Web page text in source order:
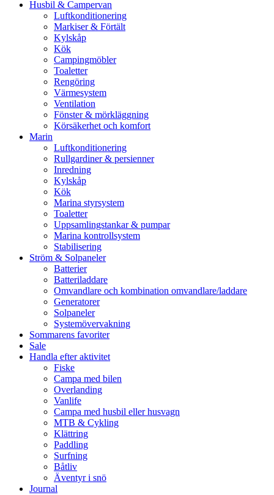
Husbil & Campervan
Luftkonditionering
Markiser & Förtält
Kylskåp
Kök
Campingmöbler
Toaletter
Rengöring
Värmesystem
Ventilation
Fönster & mörkläggning
Körsäkerhet och komfort
Marin
Luftkonditionering
Rullgardiner & persienner
Inredning
Kylskåp
Kök
Marina styrsystem
Toaletter
Uppsamlingstankar & pumpar
Marina kontrollsystem
Stabilisering
Ström & Solpaneler
Batterier
Batteriladdare
Omvandlare och kombination omvandlare/laddare
Generatorer
Solpaneler
Systemövervakning
Sommarens favoriter
Sale
Handla efter aktivitet
Fiske
Campa med bilen
Overlanding
Vanlife
Campa med husbil eller husvagn
MTB & Cykling
Klättring
Paddling
Surfning
Båtliv
Äventyr i snö
Journal